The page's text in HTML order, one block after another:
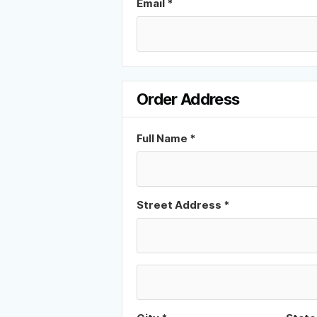
Email *
Order Address
Full Name *
Street Address *